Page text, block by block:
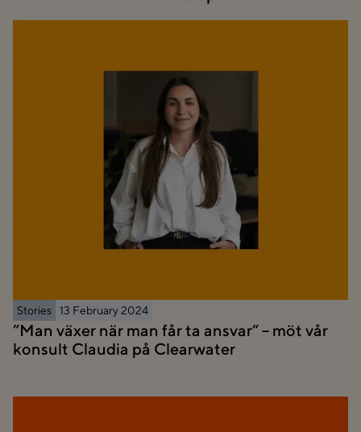
Stories 13 February 2024
”Man växer när man får ta ansvar” – möt vår
konsult Claudia på Clearwater